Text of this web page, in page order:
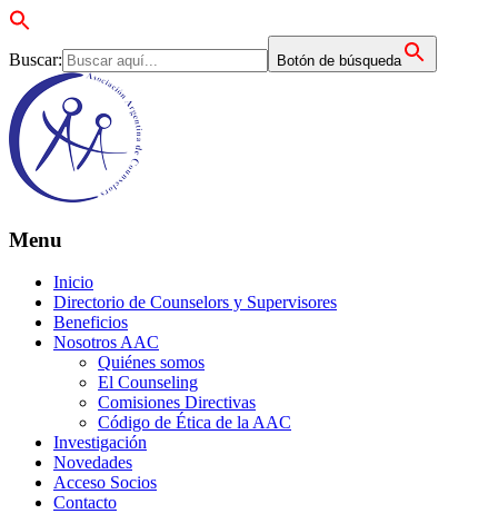
Buscar: Botón de búsqueda
Menu
Inicio
Directorio de Counselors y Supervisores
Beneficios
Nosotros AAC
Quiénes somos
El Counseling
Comisiones Directivas
Código de Ética de la AAC
Investigación
Novedades
Acceso Socios
Contacto